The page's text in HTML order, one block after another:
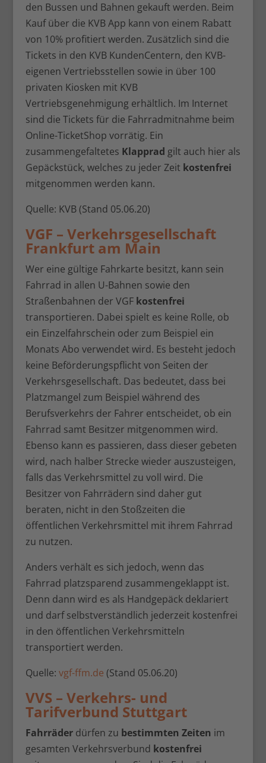
den Bussen und Bahnen gekauft werden. Beim
Kauf über die KVB App kann von einem Rabatt
von 10% profitiert werden. Zusätzlich sind die
Tickets in den KVB KundenCentern, den KVB-
eigenen Vertriebsstellen sowie in über 100
privaten Kiosken mit KVB
Vertriebsgenehmigung erhältlich. Im Internet
sind die Tickets für die Fahrradmitnahme beim
Online-TicketShop vorrätig. Ein
zusammengefaltetes Klapprad gilt auch hier als
Gepäckstück, welches zu jeder Zeit kostenfrei
mitgenommen werden kann.
Quelle: KVB (Stand 05.06.20)
VGF – Verkehrsgesellschaft
Frankfurt am Main
Wer eine gültige Fahrkarte besitzt, kann sein
Fahrrad in allen U-Bahnen sowie den
Straßenbahnen der VGF kostenfrei
transportieren. Dabei spielt es keine Rolle, ob
ein Einzelfahrschein oder zum Beispiel ein
Monats Abo verwendet wird. Es besteht jedoch
keine Beförderungspflicht von Seiten der
Verkehrsgesellschaft. Das bedeutet, dass bei
Platzmangel zum Beispiel während des
Berufsverkehrs der Fahrer entscheidet, ob ein
Fahrrad samt Besitzer mitgenommen wird.
Ebenso kann es passieren, dass dieser gebeten
wird, nach halber Strecke wieder auszusteigen,
falls das Verkehrsmittel zu voll wird. Die
Besitzer von Fahrrädern sind daher gut
beraten, nicht in den Stoßzeiten die
öffentlichen Verkehrsmittel mit ihrem Fahrrad
zu nutzen.
Anders verhält es sich jedoch, wenn das
Fahrrad platzsparend zusammengeklappt ist.
Denn dann wird es als Handgepäck deklariert
und darf selbstverständlich jederzeit kostenfrei
in den öffentlichen Verkehrsmitteln
transportiert werden.
Quelle: vgf-ffm.de (Stand 05.06.20)
VVS – Verkehrs- und
Tarifverbund Stuttgart
Fahrräderdürfen zu bestimmten Zeiten im
gesamten Verkehrsverbund kostenfrei